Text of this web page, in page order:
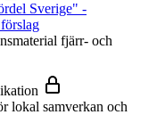
Sverige" -
fjärr- och
lokal samverkan och